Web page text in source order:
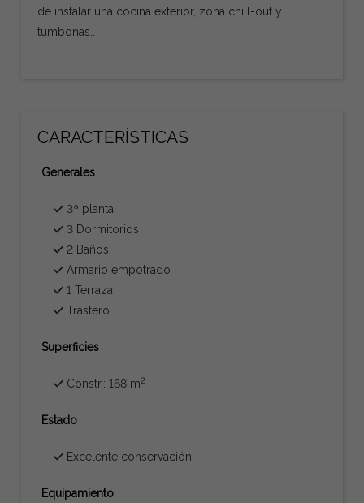
de instalar una cocina exterior, zona chill-out y
tumbonas..
CARACTERÍSTICAS
Generales
3ª planta
3 Dormitorios
2 Baños
Armario empotrado
1 Terraza
Trastero
Superficies
Constr.: 168 m2
Estado
Excelente conservación
Equipamiento